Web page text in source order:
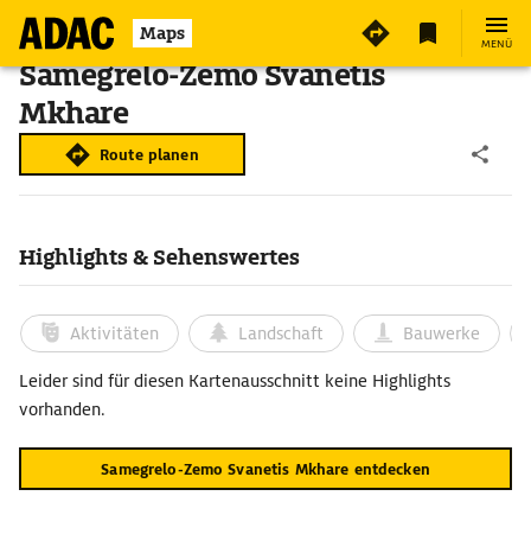
Maps MENÜ
Samegrelo-Zemo Svanetis
Mkhare
Route planen
Highlights & Sehenswertes
Aktivitäten Landschaft Bauwerke
Leider sind für diesen Kartenausschnitt keine Highlights
vorhanden.
Samegrelo-Zemo Svanetis Mkhare entdecken